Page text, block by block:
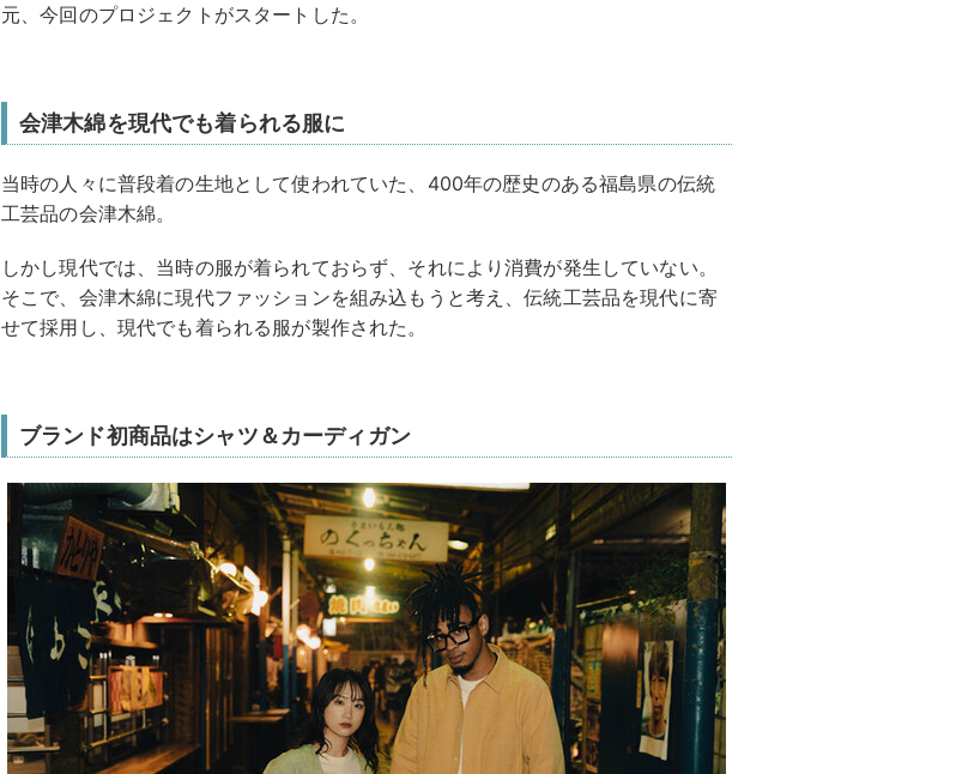
元、今回のプロジェクトがスタートした。
会津木綿を現代でも着られる服に
当時の人々に普段着の生地として使われていた、400年の歴史のある福島県の伝統
工芸品の会津木綿。
しかし現代では、当時の服が着られておらず、それにより消費が発生していない。
そこで、会津木綿に現代ファッションを組み込もうと考え、伝統工芸品を現代に寄
せて採用し、現代でも着られる服が製作された。
ブランド初商品はシャツ＆カーディガン